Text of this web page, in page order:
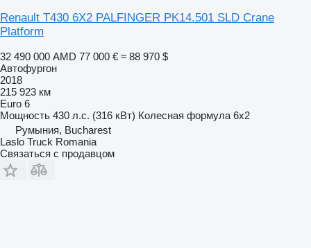
Renault T430 6X2 PALFINGER PK14.501 SLD Crane
Platform
32 490 000 AMD 77 000 € ≈ 88 970 $
Автофургон
2018
215 923 км
Euro 6
Мощность 430 л.с. (316 кВт) Колесная формула 6x2
Румыния, Bucharest
Laslo Truck Romania
Связаться с продавцом